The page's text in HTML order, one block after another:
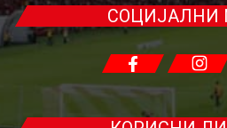
СОЦИЈАЛНИ